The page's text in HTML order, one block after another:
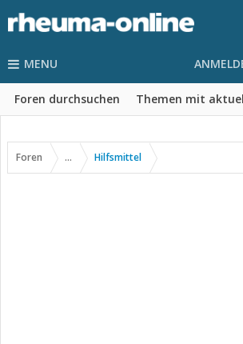
MENU
Foren durchsuchen Themen mit
Foren ... Hilfsmittel